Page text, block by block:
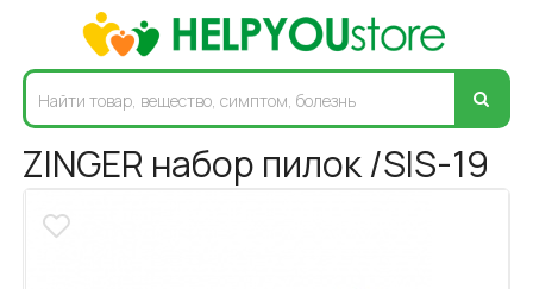
ZINGER набор пилок /SIS-19